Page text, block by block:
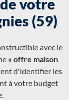
votre
(59)
avec le
« offre maison
d'identifier les
à votre budget